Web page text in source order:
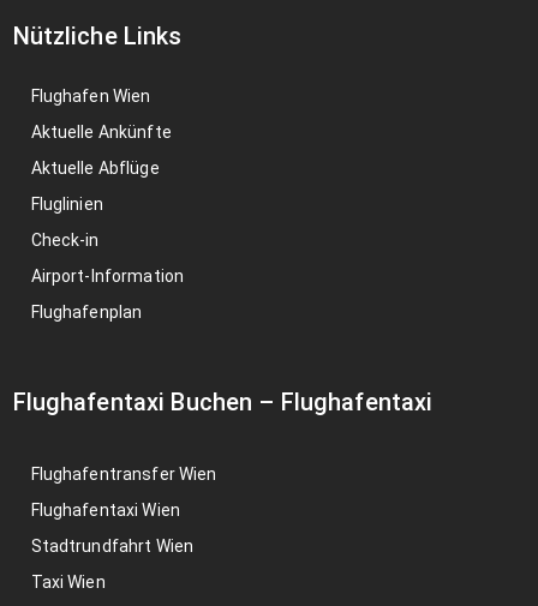
Nützliche Links
Flughafen Wien
Aktuelle Ankünfte
Aktuelle Abflüge
Fluglinien
Check-in
Airport-Information
Flughafenplan
Flughafentaxi Buchen – Flughafentaxi
Flughafentransfer Wien
Flughafentaxi Wien
Stadtrundfahrt Wien
Taxi Wien